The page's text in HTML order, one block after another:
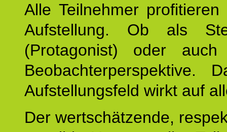
Alle Teilnehmer
Aufstellung. Ob als
(Protagonist) oder
Beobachterperspektive.
Aufstellungsfeld wirkt auf
Der wertschätzende,